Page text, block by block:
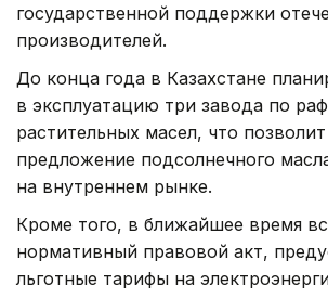
государственной поддержки
производителей.
До конца года в Казахстане
в эксплуатацию три завода по
растительных масел, что
предложение подсолнечного
на внутреннем рынке.
Кроме того, в ближайшее время
нормативный правовой акт,
льготные тарифы на